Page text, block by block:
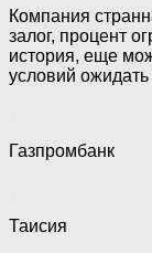
Компания
залог, процент
история, еще
условий ожидать
Газпромбанк
Таисия